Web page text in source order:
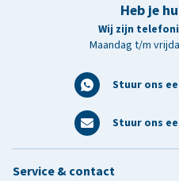
Heb je
Wij zijn
Maandag t/m
Stuur ons
Stuur ons
Service & contact